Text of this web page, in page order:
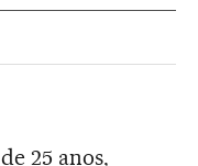
25 anos,